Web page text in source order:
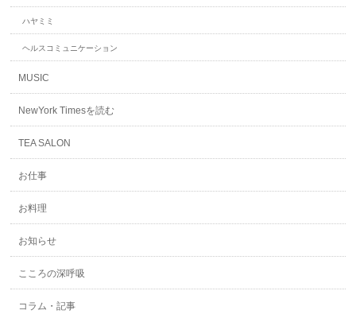
ハヤミミ
ヘルスコミュニケーション
MUSIC
NewYork Timesを読む
TEA SALON
お仕事
お料理
お知らせ
こころの深呼吸
コラム・記事